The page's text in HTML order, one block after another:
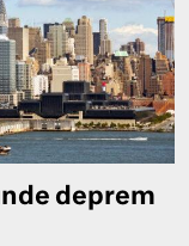
deprem